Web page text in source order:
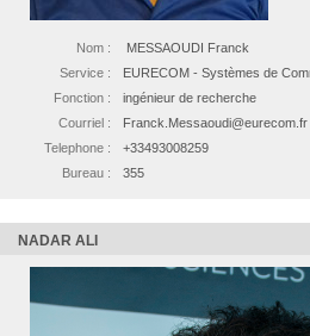
Nom :
MESSAOUDI Franck
Service :
EURECOM - Systèmes de
Fonction :
ingénieur de recherche
Courriel :
Franck.Messaoudi@eurecom.fr
Telephone :
+33493008259
Bureau :
355
NADAR ALI